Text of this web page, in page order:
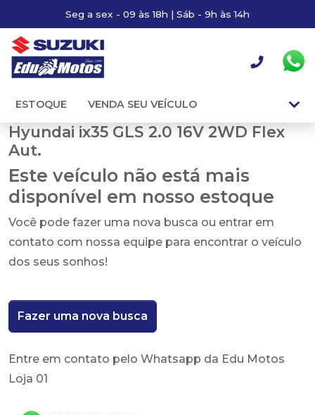
Seg a sex - 09 às 18h | Sáb - 9h às 14h
ESTOQUE VENDA SEU VEÍCULO
Hyundai ix35 GLS 2.0 16V 2WD Flex
Aut.
Este veículo não está mais
disponível em nosso estoque
Você pode fazer uma nova busca ou entrar em
contato com nossa equipe para encontrar o veículo
dos seus sonhos!
Fazer uma nova busca
Entre em contato pelo Whatsapp da Edu Motos
Loja 01